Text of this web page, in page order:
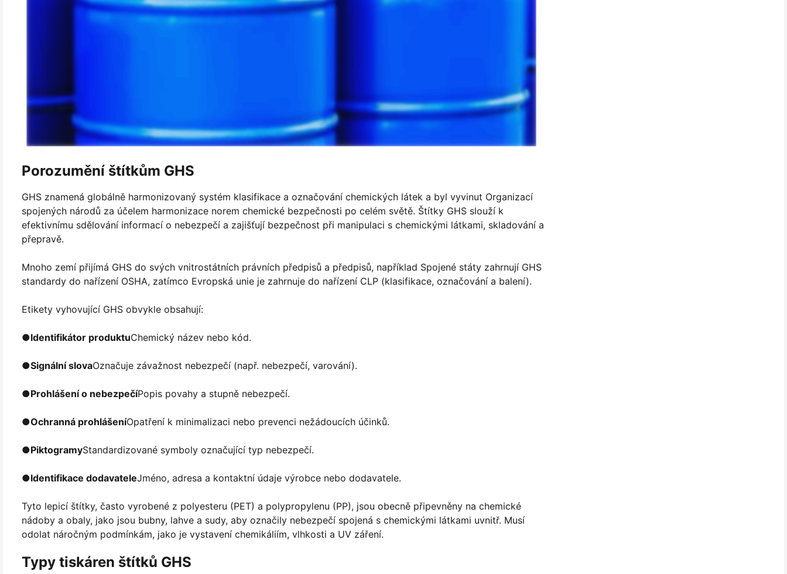
Porozumění štítkům GHS
GHS znamená globálně harmonizovaný systém klasifikace a označování chemických látek a byl vyvinut Organizací
spojených národů za účelem harmonizace norem chemické bezpečnosti po celém světě. Štítky GHS slouží k
efektivnímu sdělování informací o nebezpečí a zajišťují bezpečnost při manipulaci s chemickými látkami, skladování a
přepravě.
Mnoho zemí přijímá GHS do svých vnitrostátních právních předpisů a předpisů, například Spojené státy zahrnují GHS
standardy do nařízení OSHA, zatímco Evropská unie je zahrnuje do nařízení CLP (klasifikace, označování a balení).
Etikety vyhovující GHS obvykle obsahují:
●Identifikátor produktuChemický název nebo kód.
●Signální slovaOznačuje závažnost nebezpečí (např. nebezpečí, varování).
●Prohlášení o nebezpečíPopis povahy a stupně nebezpečí.
●Ochranná prohlášeníOpatření k minimalizaci nebo prevenci nežádoucích účinků.
●PiktogramyStandardizované symboly označující typ nebezpečí.
●Identifikace dodavateleJméno, adresa a kontaktní údaje výrobce nebo dodavatele.
Tyto lepicí štítky, často vyrobené z polyesteru (PET) a polypropylenu (PP), jsou obecně připevněny na chemické
nádoby a obaly, jako jsou bubny, lahve a sudy, aby označily nebezpečí spojená s chemickými látkami uvnitř. Musí
odolat náročným podmínkám, jako je vystavení chemikáliím, vlhkosti a UV záření.
Typy tiskáren štítků GHS